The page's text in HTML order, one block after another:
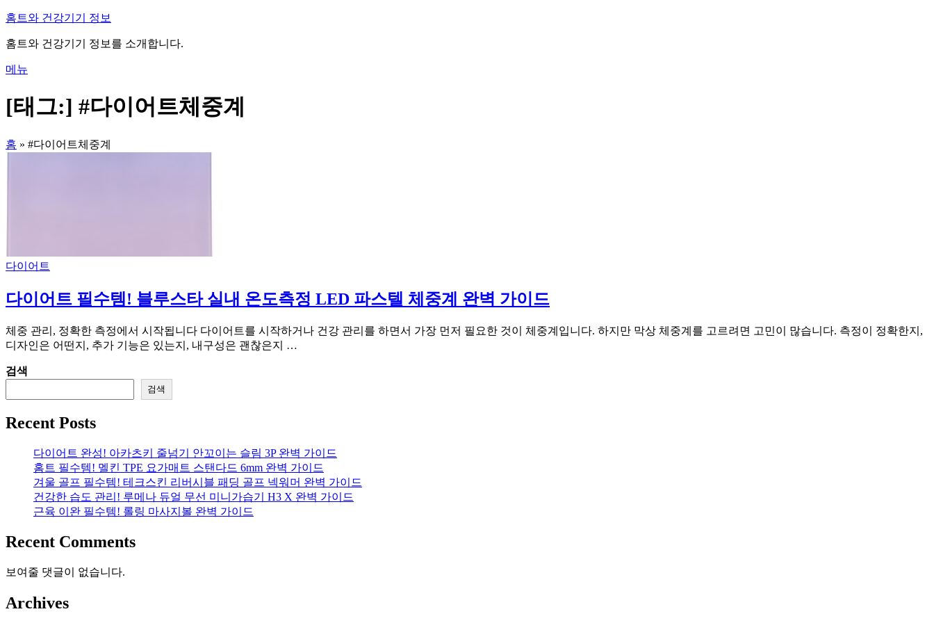
내
으
바
기
홈트와 건강기기 정보
홈트와 건강기기 정보를 소개합니다.
메뉴
[태그:] #다이어트체중계
홈 » #다이어트체중계
다이어트
다이어트 필수템! 블루스타 실내 온도측정 LED 파스텔 체중계 완벽 가이드
체중 관리, 정확한 측정에서 시작됩니다 다이어트를 시작하거나 건강 관리를 하면서 가장 먼저 필요한 것이 체중계입니다. 하지만 막상 체중계를 고르려면 고민이 많습니다. 측정이 정확한지,
디자인은 어떤지, 추가 기능은 있는지, 내구성은 괜찮은지 …
검색
검색
Recent Posts
다이어트 완성! 아카츠키 줄넘기 안꼬이는 슬림 3P 완벽 가이드
홈트 필수템! 멜킨 TPE 요가매트 스탠다드 6mm 완벽 가이드
겨울 골프 필수템! 테크스킨 리버시블 패딩 골프 넥워머 완벽 가이드
건강한 습도 관리! 루메나 듀얼 무선 미니가습기 H3 X 완벽 가이드
근육 이완 필수템! 롤링 마사지볼 완벽 가이드
Recent Comments
보여줄 댓글이 없습니다.
Archives